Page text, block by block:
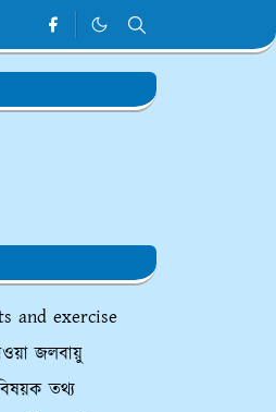
and exercise
জলবায়ু
তথ্য